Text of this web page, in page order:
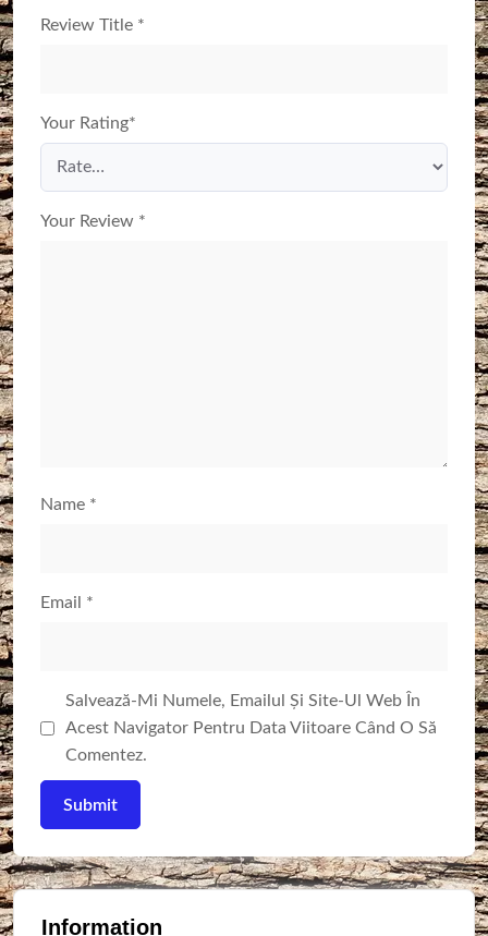
Review Title *
Your Rating*
Your Review *
Name *
Email *
Salvează-Mi Numele, Emailul Și Site-Ul Web În
Acest Navigator Pentru Data Viitoare Când O Să
Comentez.
Information